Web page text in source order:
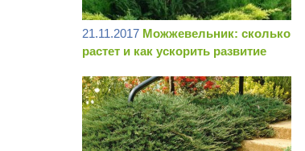
21.11.2017 Можжевельник: сколько
растет и как ускорить развитие